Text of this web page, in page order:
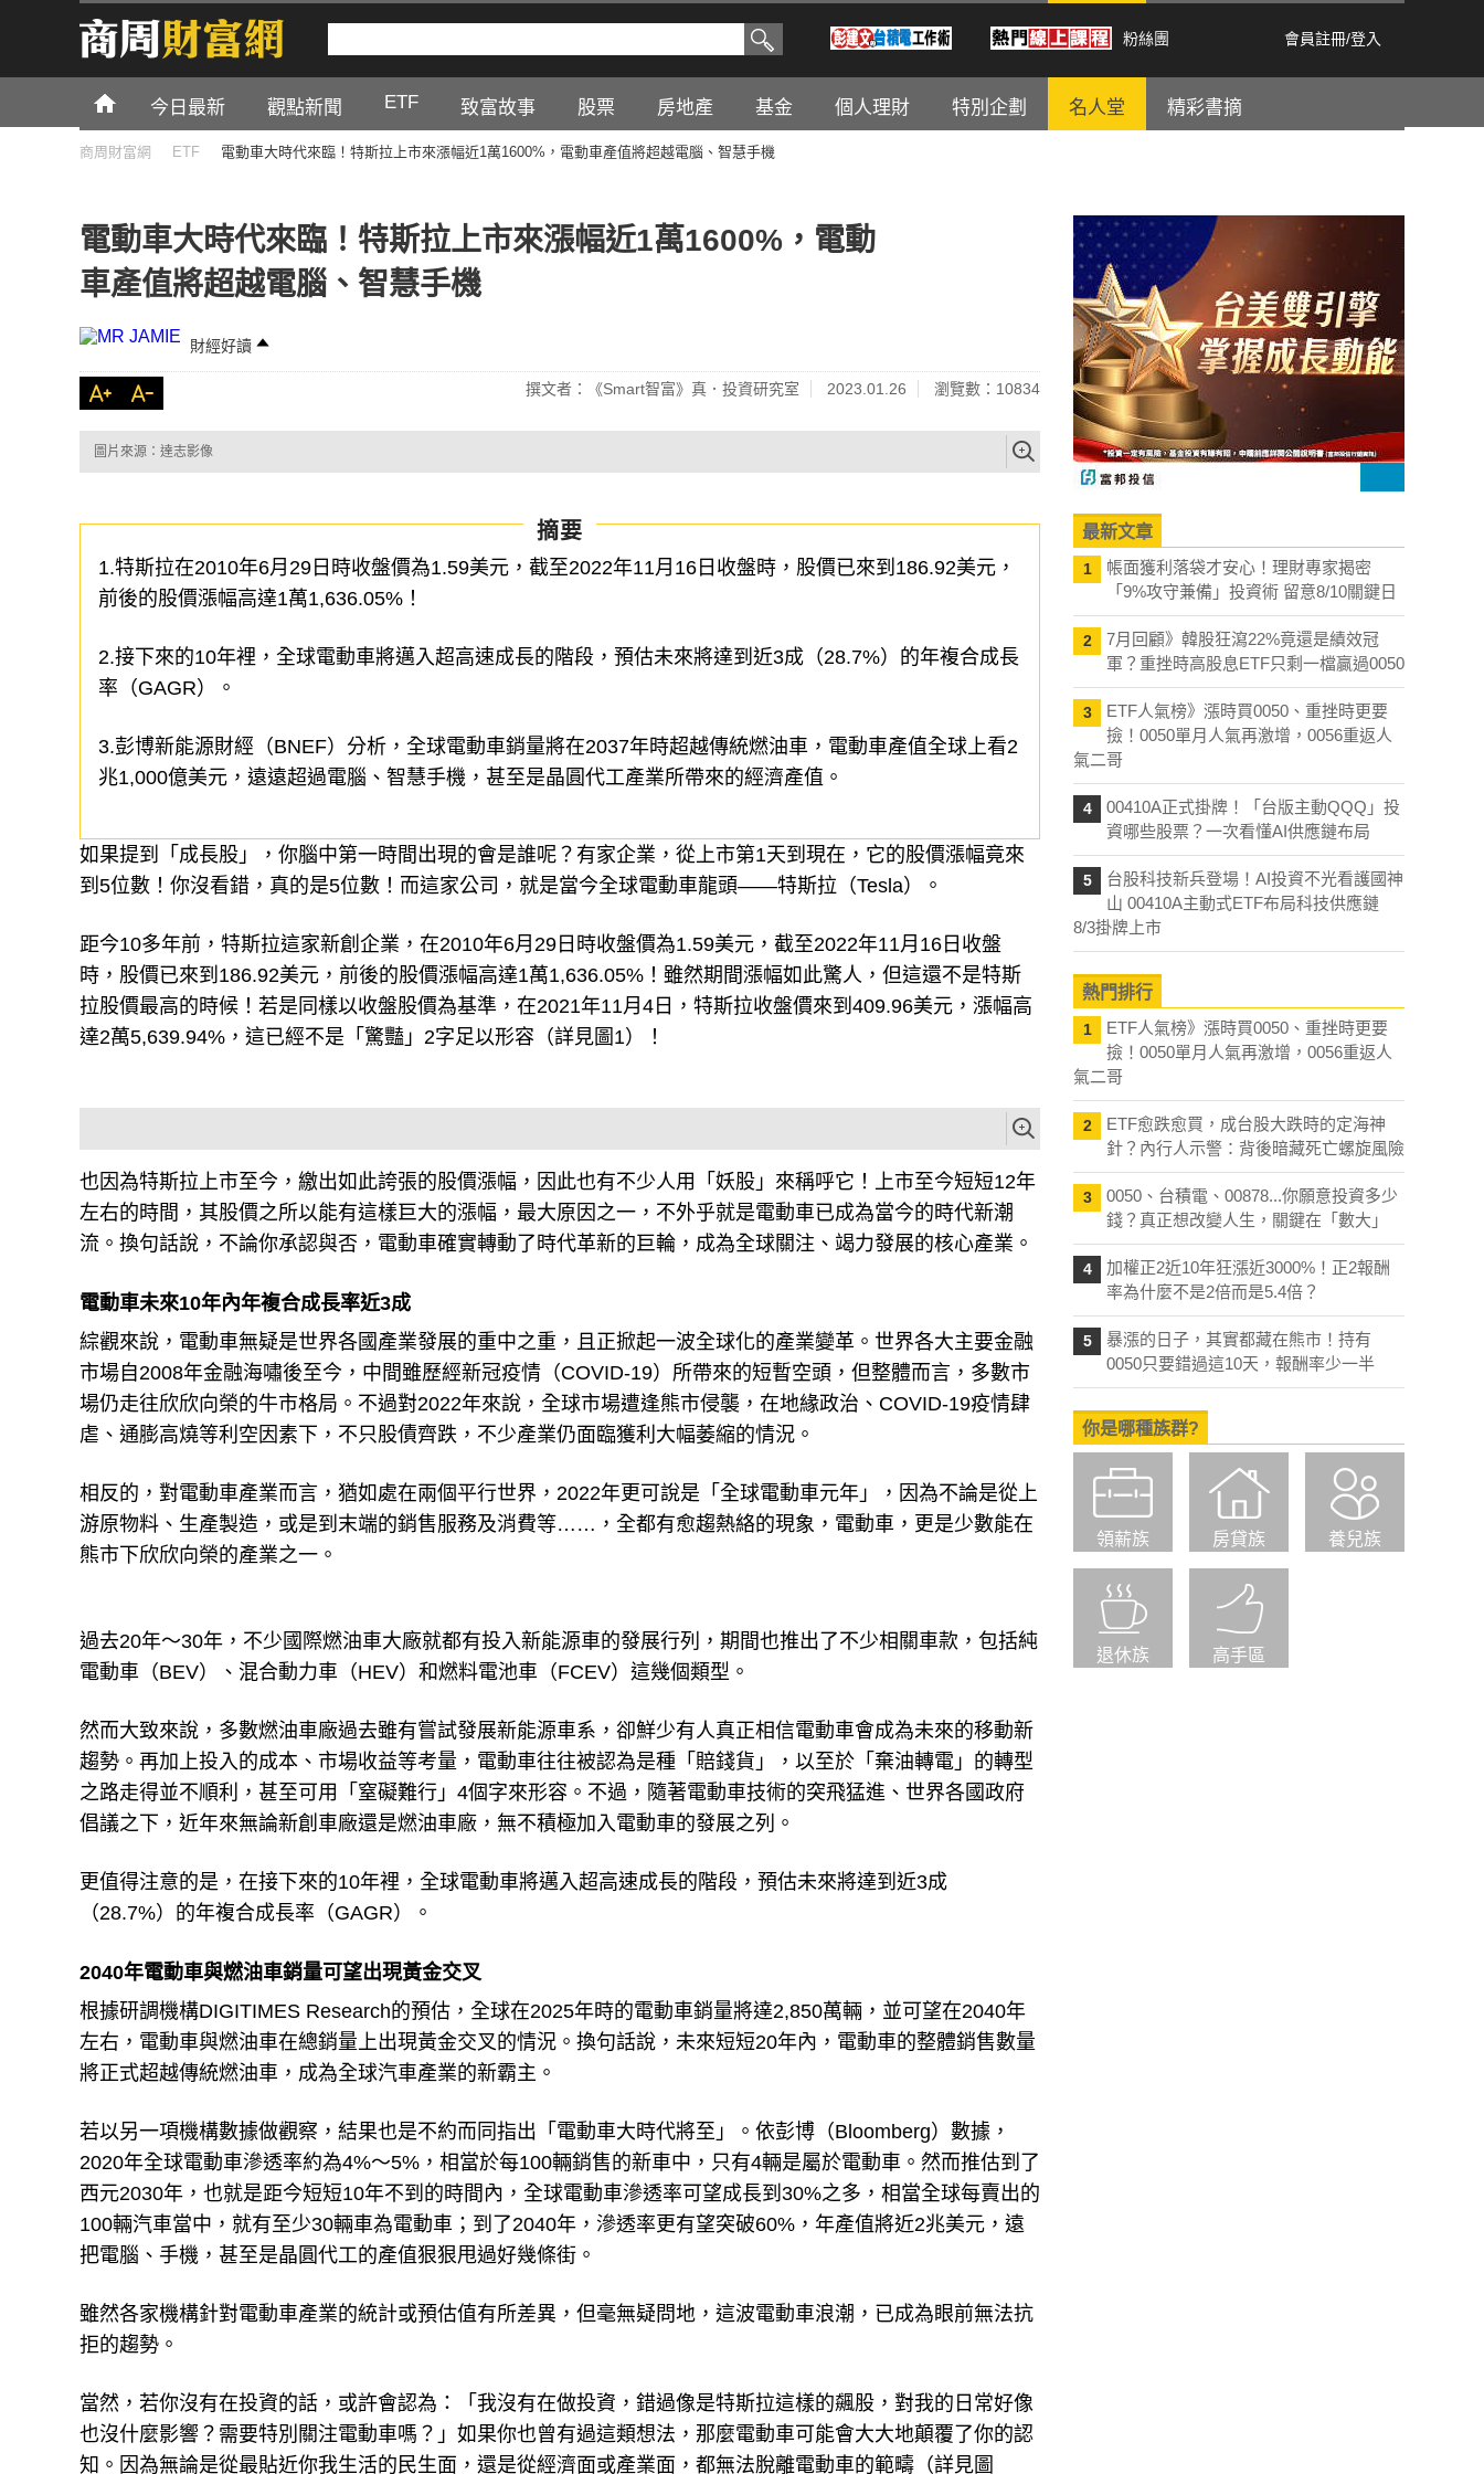
粉絲團 會員註冊/登入
今日最新 觀點新聞 ETF 致富故事 股票 房地產 基金 個人理財 特別企劃 名人堂 精彩書摘
商周財富網 ETF 電動車大時代來臨！特斯拉上市來漲幅近1萬1600%，電動車產值將超越電腦、智慧手機
電動車大時代來臨！特斯拉上市來漲幅近1萬1600%，電動
車產值將超越電腦、智慧手機
財經好讀
撰文者：《Smart智富》真．投資研究室 2023.01.26 瀏覽數：10834
圖片來源：達志影像
摘要
1.特斯拉在2010年6月29日時收盤價為1.59美元，截至2022年11月16日收盤時，股價已來到186.92美元，
前後的股價漲幅高達1萬1,636.05%！
2.接下來的10年裡，全球電動車將邁入超高速成長的階段，預估未來將達到近3成（28.7%）的年複合成長
率（GAGR）。
3.彭博新能源財經（BNEF）分析，全球電動車銷量將在2037年時超越傳統燃油車，電動車產值全球上看2
兆1,000億美元，遠遠超過電腦、智慧手機，甚至是晶圓代工產業所帶來的經濟產值。
如果提到「成長股」，你腦中第一時間出現的會是誰呢？有家企業，從上市第1天到現在，它的股價漲幅竟來
到5位數！你沒看錯，真的是5位數！而這家公司，就是當今全球電動車龍頭——特斯拉（Tesla）。
距今10多年前，特斯拉這家新創企業，在2010年6月29日時收盤價為1.59美元，截至2022年11月16日收盤
時，股價已來到186.92美元，前後的股價漲幅高達1萬1,636.05%！雖然期間漲幅如此驚人，但這還不是特斯
拉股價最高的時候！若是同樣以收盤股價為基準，在2021年11月4日，特斯拉收盤價來到409.96美元，漲幅高
達2萬5,639.94%，這已經不是「驚豔」2字足以形容（詳見圖1）！
也因為特斯拉上市至今，繳出如此誇張的股價漲幅，因此也有不少人用「妖股」來稱呼它！上市至今短短12年
左右的時間，其股價之所以能有這樣巨大的漲幅，最大原因之一，不外乎就是電動車已成為當今的時代新潮
流。換句話說，不論你承認與否，電動車確實轉動了時代革新的巨輪，成為全球關注、竭力發展的核心產業。
電動車未來10年內年複合成長率近3成
綜觀來說，電動車無疑是世界各國產業發展的重中之重，且正掀起一波全球化的產業變革。世界各大主要金融
市場自2008年金融海嘯後至今，中間雖歷經新冠疫情（COVID-19）所帶來的短暫空頭，但整體而言，多數市
場仍走往欣欣向榮的牛市格局。不過對2022年來說，全球市場遭逢熊市侵襲，在地緣政治、COVID-19疫情肆
虐、通膨高燒等利空因素下，不只股債齊跌，不少產業仍面臨獲利大幅萎縮的情況。
相反的，對電動車產業而言，猶如處在兩個平行世界，2022年更可說是「全球電動車元年」，因為不論是從上
游原物料、生產製造，或是到末端的銷售服務及消費等……，全都有愈趨熱絡的現象，電動車，更是少數能在
熊市下欣欣向榮的產業之一。
過去20年～30年，不少國際燃油車大廠就都有投入新能源車的發展行列，期間也推出了不少相關車款，包括純
電動車（BEV）、混合動力車（HEV）和燃料電池車（FCEV）這幾個類型。
然而大致來說，多數燃油車廠過去雖有嘗試發展新能源車系，卻鮮少有人真正相信電動車會成為未來的移動新
趨勢。再加上投入的成本、市場收益等考量，電動車往往被認為是種「賠錢貨」，以至於「棄油轉電」的轉型
之路走得並不順利，甚至可用「窒礙難行」4個字來形容。不過，隨著電動車技術的突飛猛進、世界各國政府
倡議之下，近年來無論新創車廠還是燃油車廠，無不積極加入電動車的發展之列。
更值得注意的是，在接下來的10年裡，全球電動車將邁入超高速成長的階段，預估未來將達到近3成
（28.7%）的年複合成長率（GAGR）。
2040年電動車與燃油車銷量可望出現黃金交叉
根據研調機構DIGITIMES Research的預估，全球在2025年時的電動車銷量將達2,850萬輛，並可望在2040年
左右，電動車與燃油車在總銷量上出現黃金交叉的情況。換句話說，未來短短20年內，電動車的整體銷售數量
將正式超越傳統燃油車，成為全球汽車產業的新霸主。
若以另一項機構數據做觀察，結果也是不約而同指出「電動車大時代將至」。依彭博（Bloomberg）數據，
2020年全球電動車滲透率約為4%～5%，相當於每100輛銷售的新車中，只有4輛是屬於電動車。然而推估到了
西元2030年，也就是距今短短10年不到的時間內，全球電動車滲透率可望成長到30%之多，相當全球每賣出的
100輛汽車當中，就有至少30輛車為電動車；到了2040年，滲透率更有望突破60%，年產值將近2兆美元，遠
把電腦、手機，甚至是晶圓代工的產值狠狠甩過好幾條街。
雖然各家機構針對電動車產業的統計或預估值有所差異，但毫無疑問地，這波電動車浪潮，已成為眼前無法抗
拒的趨勢。
當然，若你沒有在投資的話，或許會認為：「我沒有在做投資，錯過像是特斯拉這樣的飆股，對我的日常好像
也沒什麼影響？需要特別關注電動車嗎？」如果你也曾有過這類想法，那麼電動車可能會大大地顛覆了你的認
知。因為無論是從最貼近你我生活的民生面，還是從經濟面或產業面，都無法脫離電動車的範疇（詳見圖
最新文章
1
帳面獲利落袋才安心！理財專家揭密
「9%攻守兼備」投資術 留意8/10關鍵日
2
7月回顧》韓股狂瀉22%竟還是績效冠
軍？重挫時高股息ETF只剩一檔贏過0050
3
ETF人氣榜》漲時買0050、重挫時更要
撿！0050單月人氣再激增，0056重返人
氣二哥
4
00410A正式掛牌！「台版主動QQQ」投
資哪些股票？一次看懂AI供應鏈布局
5
台股科技新兵登場！AI投資不光看護國神
山 00410A主動式ETF布局科技供應鏈
8/3掛牌上市
熱門排行
1
ETF人氣榜》漲時買0050、重挫時更要
撿！0050單月人氣再激增，0056重返人
氣二哥
2
ETF愈跌愈買，成台股大跌時的定海神
針？內行人示警：背後暗藏死亡螺旋風險
3
0050、台積電、00878...你願意投資多少
錢？真正想改變人生，關鍵在「數大」
4
加權正2近10年狂漲近3000%！正2報酬
率為什麼不是2倍而是5.4倍？
5
暴漲的日子，其實都藏在熊市！持有
0050只要錯過這10天，報酬率少一半
你是哪種族群?
領薪族 房貸族 養兒族
退休族 高手區